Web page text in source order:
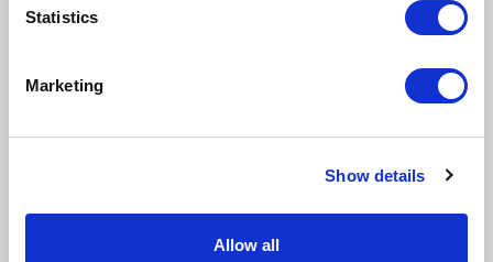
Statistics
Marketing
Show details
Allow all
przekłada się na ROI z pracy magazynu
Co wyniesiesz ze
spotkania?
jak wygląda praktycznie skrócona pętla
„pytanie → odpowiedź → decyzja” w WMS
wspieranym przez AI,